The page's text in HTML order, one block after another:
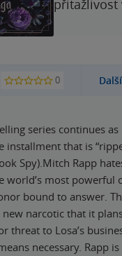
přitažlivost
0
series continues
installment that is
Spy).Mitch Rapp
world’s most powerful
bound to answer.
narcotic that it
threat to Losa’s
necessary. Rapp